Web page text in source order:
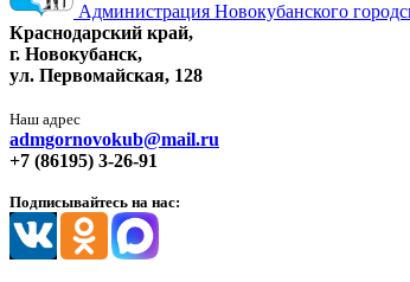
Администрация Новокубанского
Краснодарский край,
г. Новокубанск,
ул. Первомайская, 128
Наш адрес
admgornovokub@mail.ru
+7 (86195) 3-26-91
Подписывайтесь на нас: